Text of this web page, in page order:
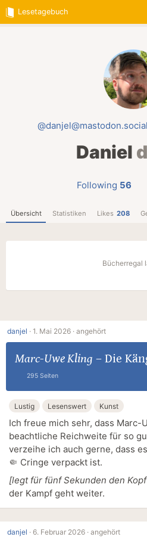
Lesetagebuch
@danjel@mastodon.social
Daniel
Following 56
Übersicht Statistiken Likes 208
Bücherregal
danjel · 1. Mai 2026 · angehört
Marc-Uwe Kling – Die
295 Seiten
Lustig Lesenswert Kunst
Ich freue mich sehr, dass Marc-
beachtliche Reichweite für so
verzeihe ich auch gerne, dass
🤏 Cringe verpackt ist.
[legt für fünf Sekunden den
der Kampf geht weiter.
danjel · 6. Februar 2026 · angehört